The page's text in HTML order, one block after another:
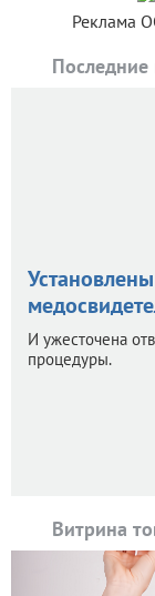
Реклама
Последние
И ужесточена
процедуры.
Витрина